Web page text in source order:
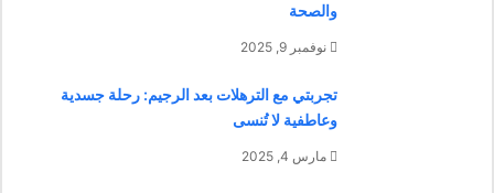
والصحة
نوفمبر 9, 2025
تجربتي مع الترهلات بعد الرجيم: رحلة جسدية
وعاطفية لا تُنسى
مارس 4, 2025